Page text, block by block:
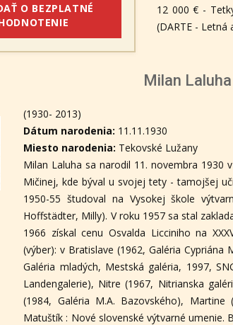
O BEZPLATNÉ
12 000 € -
(DARTE - Letná
Milan Laluha
(1930- 2013)
Dátum narodenia: 11.11.1930
Miesto narodenia: Tekovské Lužany
Milan Laluha sa narodil 11. novembra 1930
Mičinej, kde býval u svojej tety - tamojšej
1950-55 študoval na Vysokej škole
Hoffstädter, Milly). V roku 1957 sa stal
1966 získal cenu Osvalda Licciniho na
(výber): v Bratislave (1962, Galéria
Galéria mladých, Mestská galéria, 1997,
Landengalerie), Nitre (1967, Nitrianska
(1984, Galéria M.A. Bazovského), Martine
Matuštík : Nové slovenské výtvarné umenie.